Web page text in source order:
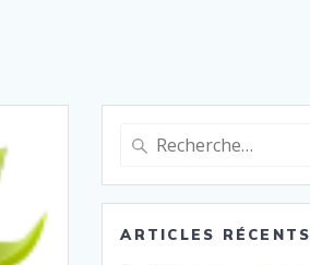
ARTICLES RÉCENTS